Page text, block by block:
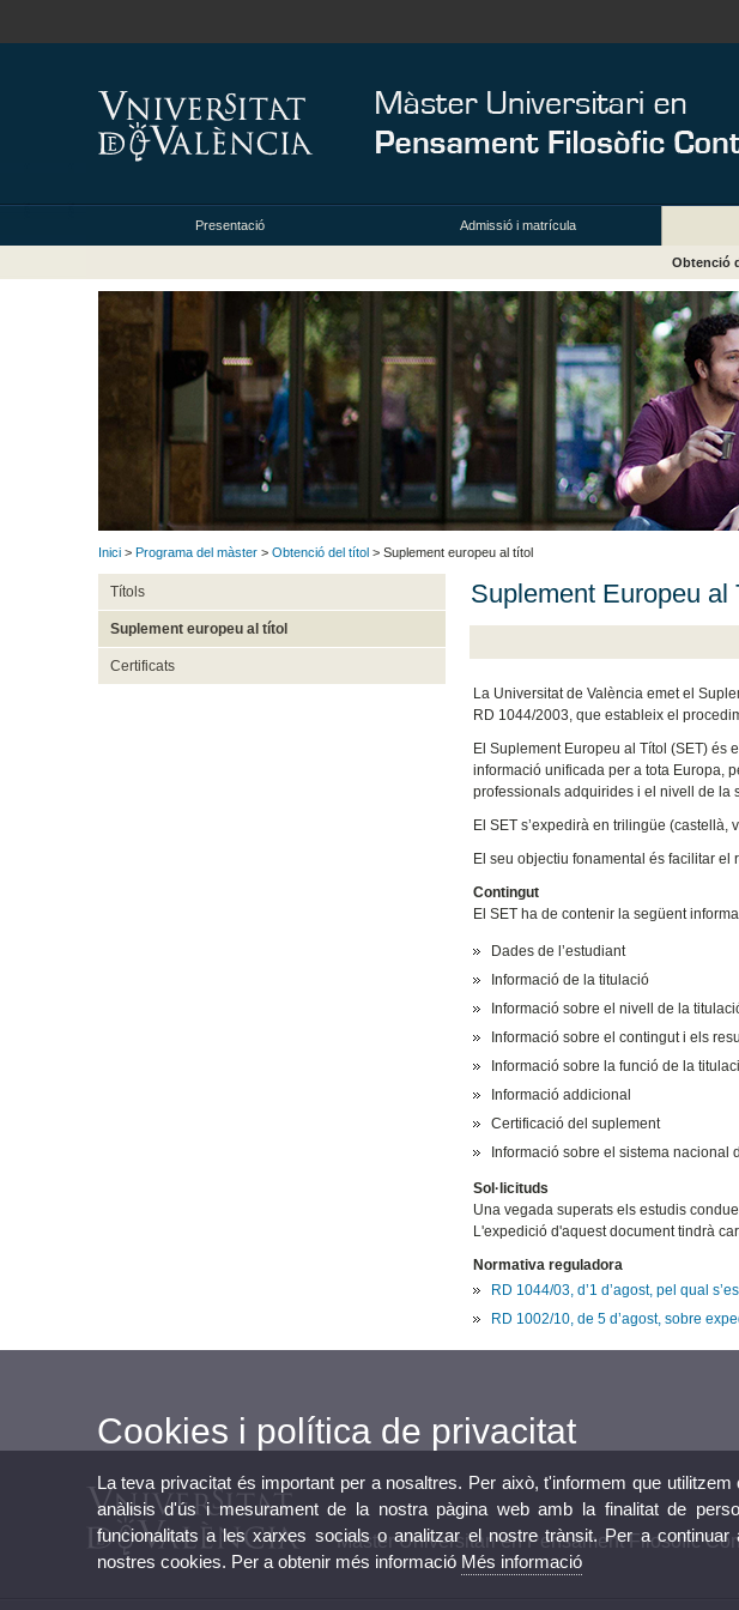
Presentació Admissió i matrícula
Obtenció
Inici > Programa del màster > Obtenció del títol > Suplement europeu al títol
Títols
Suplement europeu al títol
Certificats
Suplement Europeu al
La Universitat de València emet el
RD 1044/2003, que estableix el
El Suplement Europeu al Títol (SET) és
informació unificada per a tota Europa,
professionals adquirides i el nivell de la
El SET s’expedirà en trilingüe (castellà,
El seu objectiu fonamental és facilitar
Contingut
El SET ha de contenir la següent
Dades de l’estudiant
Informació de la titulació
Informació sobre el nivell de la
Informació sobre el contingut i els
Informació sobre la funció de la
Informació addicional
Certificació del suplement
Informació sobre el sistema nacional
Sol·licituds
Una vegada superats els estudis
L'expedició d'aquest document tindrà
Normativa reguladora
RD 1044/03, d’1 d’agost, pel qual
RD 1002/10, de 5 d’agost, sobre
Màster Universitari en Pensament Filosòfic
Cookies i política de privacitat
La teva privacitat és important per a nosaltres. Per això, t'informem que
anàlisis d'ús i mesurament de la nostra pàgina web amb la finalitat de
funcionalitats a les xarxes socials o analitzar el nostre trànsit. Per a
nostres cookies. Per a obtenir més informació Més informació